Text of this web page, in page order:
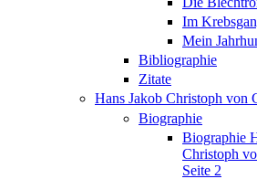
Im
Mein
Bibliographie
Zitate
Hans Jakob Christoph von
Biographie
Biographie
Christoph
Seite 2